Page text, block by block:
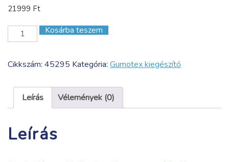
21999 Ft
Floor
panel
mennyiség
Kosárba teszem
Cikkszám: 45295 Kategória: Gumotex kiegészító
Leírás Vélemények (0)
Leírás